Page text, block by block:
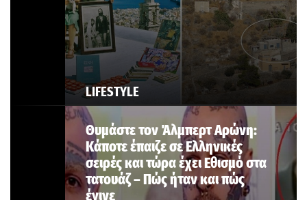
LIFESTYLE
Θυμάστε τον Άλμπερτ Αρώνη:
Κάποτε έπαιζε σε Ελληνικές
σειρές και τώρα έχει Εθισμό στα
τατουάζ – Πώς ήταν και πώς
έγινε